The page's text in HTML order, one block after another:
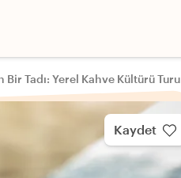
Tadı: Yerel Kahve Kültürü Turu
Kaydet